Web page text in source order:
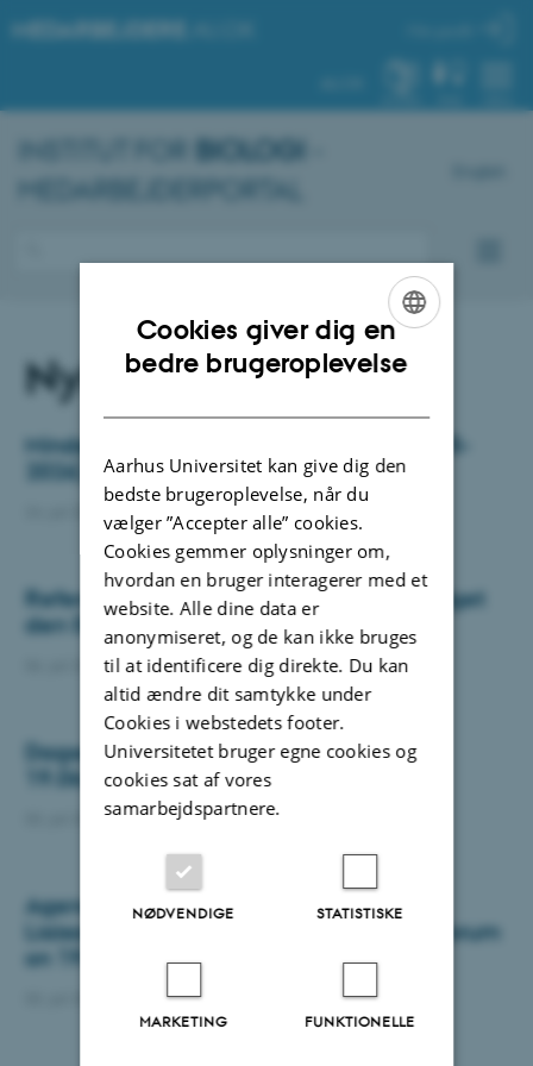
MEDARBEJDERE
BIOLOGI
MEDARBEJDERPORTAL
Nyheder og events
Mindeord: Heidi Meldgaard Jensen (1975-
2026)
Department of Biology
Referat fra Forsknings- og erhvervsudvalget
den 08-06-2026
06. juli 2026-Department of Biology
Dagsorden med referat LSU møde den
19.06.2026
03. juli 2026-Department of Biology
Agenda and minutes joint meeting BIO
Liaison Committee and Departmental Forum
on 19.06.2026
Department of Biology
ENGLISH
Cookies giver dig en
bedre brugeroplevelse
Aarhus Universitet kan give dig den
bedste brugeroplevelse, når du
vælger ”Accepter alle” cookies.
Cookies gemmer oplysninger om,
hvordan en bruger interagerer med et
website. Alle dine data er
anonymiseret, og de kan ikke bruges
til at identificere dig direkte. Du kan
altid ændre dit samtykke under
Cookies i webstedets footer.
Universitetet bruger egne cookies og
cookies sat af vores
samarbejdspartnere.
NØDVENDIGE STATISTISKE
MARKETING FUNKTIONELLE